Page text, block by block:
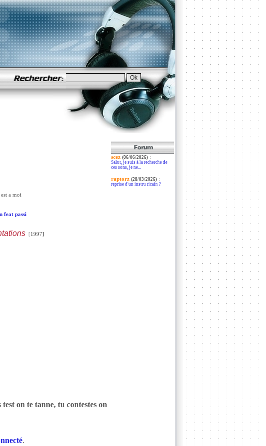
a moi
feat passi
[1997]
on te tanne, tu contestes on
.
scez (06/06/2026):
Salut, je suis à la recherche de
ces sons, je ne...
raptorz (28/03/2026):
reprise d'un instru ricain ?